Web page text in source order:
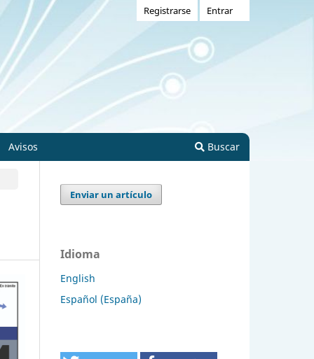
Avisos Buscar
Registrarse Entrar
Enviar un artículo
Idioma
English
Español (España)